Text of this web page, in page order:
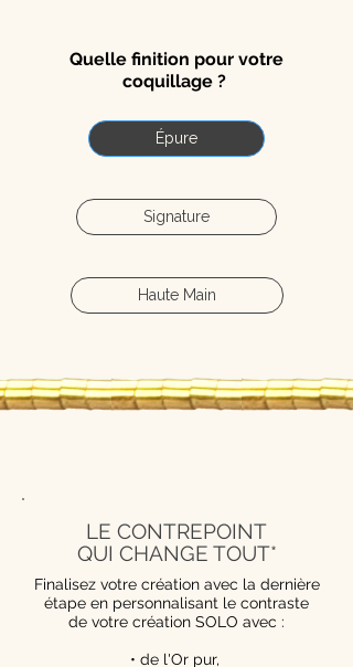
Quelle finition pour votre
coquillage ?
Épure
Signature
Haute Main
LE CONTREPOINT
QUI CHANGE TOUT*
Finalisez votre création avec la dernière
étape en personnalisant le contraste
de votre création SOLO avec :
• de l'Or pur,